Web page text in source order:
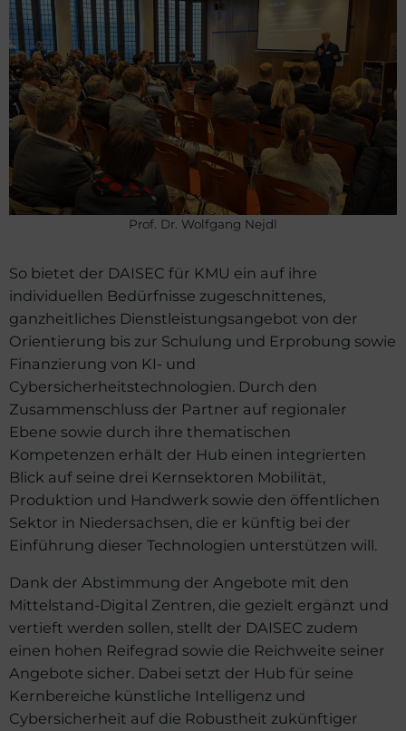
Prof. Dr. Wolfgang Nejdl
So bietet der DAISEC für KMU ein auf ihre
individuellen Bedürfnisse zugeschnittenes,
ganzheitliches Dienstleistungsangebot von der
Orientierung bis zur Schulung und Erprobung sowie
Finanzierung von KI- und
Cybersicherheitstechnologien. Durch den
Zusammenschluss der Partner auf regionaler
Ebene sowie durch ihre thematischen
Kompetenzen erhält der Hub einen integrierten
Blick auf seine drei Kernsektoren Mobilität,
Produktion und Handwerk sowie den öffentlichen
Sektor in Niedersachsen, die er künftig bei der
Einführung dieser Technologien unterstützen will.
Dank der Abstimmung der Angebote mit den
Mittelstand-Digital Zentren, die gezielt ergänzt und
vertieft werden sollen, stellt der DAISEC zudem
einen hohen Reifegrad sowie die Reichweite seiner
Angebote sicher. Dabei setzt der Hub für seine
Kernbereiche künstliche Intelligenz und
Cybersicherheit auf die Robustheit zukünftiger